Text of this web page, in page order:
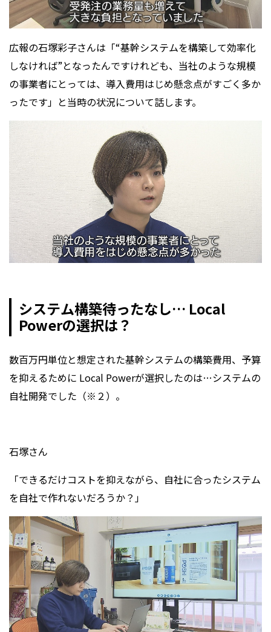
広報の石塚彩子さんは「“基幹システムを構築して効率化
しなければ”となったんですけれども、当社のような規模
の事業者にとっては、導入費用はじめ懸念点がすごく多か
ったです」と当時の状況について話します。
システム構築待ったなし… Local
Powerの選択は？
数百万円単位と想定された基幹システムの構築費用、予算
を抑えるために Local Powerが選択したのは…システムの
自社開発でした（※２）。
石塚さん
「できるだけコストを抑えながら、自社に合ったシステム
を自社で作れないだろうか？」